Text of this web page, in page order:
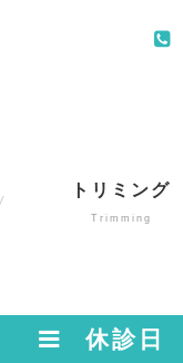
トリミング
Trimming
休診日